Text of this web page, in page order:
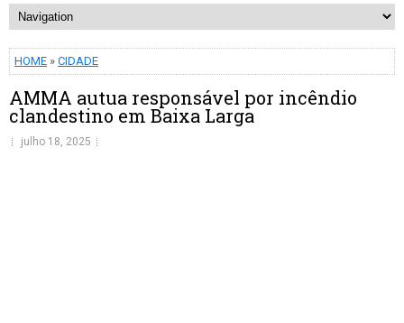
HOME » CIDADE
AMMA autua responsável por incêndio
clandestino em Baixa Larga
julho 18, 2025